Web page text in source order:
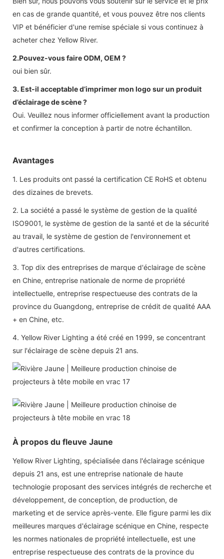
en cas de grande quantité, et vous pouvez être nos clients
VIP et bénéficier d'une remise spéciale si vous continuez à
acheter chez Yellow River.
2.Pouvez-vous faire ODM, OEM ?
oui bien sûr.
3. Est-il acceptable d’imprimer mon logo sur un produit
d’éclairage de scène ?
Oui. Veuillez nous informer officiellement avant la production
et confirmer la conception à partir de notre échantillon.
Avantages
1. Les produits ont passé la certification CE RoHS et obtenu
des dizaines de brevets.
2. La société a passé le système de gestion de la qualité
ISO9001, le système de gestion de la santé et de la sécurité
au travail, le système de gestion de l'environnement et
d'autres certifications.
3. Top dix des entreprises de marque d'éclairage de scène
en Chine, entreprise nationale de norme de propriété
intellectuelle, entreprise respectueuse des contrats de la
province du Guangdong, entreprise de crédit de qualité AAA
+ en Chine, etc.
4. Yellow River Lighting a été créé en 1999, se concentrant
sur l'éclairage de scène depuis 21 ans.
À propos du fleuve Jaune
Yellow River Lighting, spécialisée dans l'éclairage scénique
depuis 21 ans, est une entreprise nationale de haute
technologie proposant des services intégrés de recherche et
développement, de conception, de production, de
marketing et de service après-vente. Elle figure parmi les dix
meilleures marques d'éclairage scénique en Chine, respecte
les normes nationales de propriété intellectuelle, est une
entreprise respectueuse des contrats de la province du